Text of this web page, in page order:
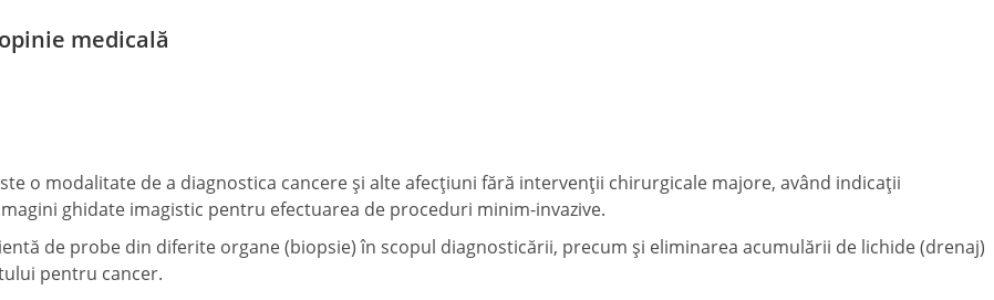
medicală
o modalitate de a diagnostica cancere și alte afecțiuni fără intervenții chirurgicale majore, având indicații
ghidate imagistic pentru efectuarea de proceduri minim-invazive.
de probe din diferite organe (biopsie) în scopul diagnosticării, precum și eliminarea acumulării de lichide (drenaj)
pentru cancer.